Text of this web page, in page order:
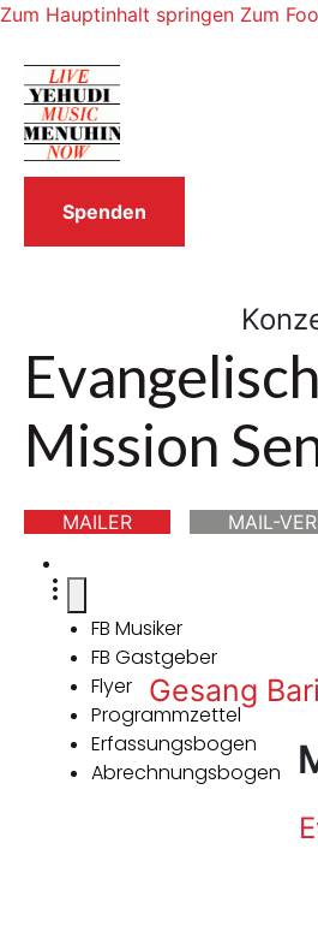
Zum Hauptinhalt springen Zum
Spenden
Mission
MAILER MAIL-
FB Musiker
FB Gastgeber
Flyer
Programmzettel
Erfassungsbogen
Abrechnungsbogen
Gesang